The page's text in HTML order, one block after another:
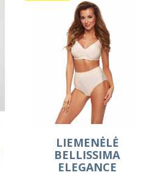
LIEMENĖLĖ
BELLISSIMA
ELEGANCE